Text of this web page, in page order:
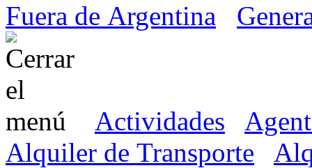
Fuera de Argentina
Actividades
Alquiler de Transporte